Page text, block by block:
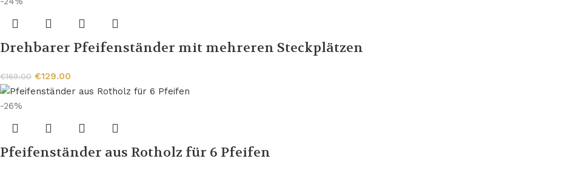
Drehbarer Pfeifenständer mit mehreren Steckplätzen
€169.00 €129.00
-26%
Pfeifenständer aus Rotholz für 6 Pfeifen